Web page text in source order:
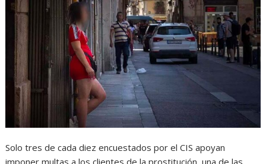
Solo tres de cada diez encuestados por el CIS apoyan
imponer multas a los clientes de la prostitución, una de las